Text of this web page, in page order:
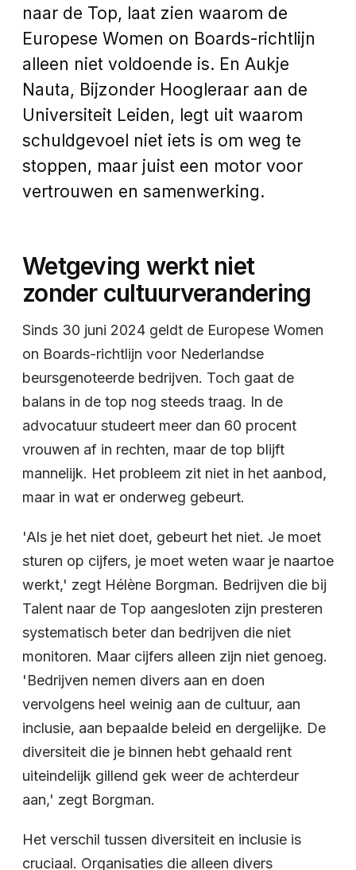
naar de Top, laat zien waarom de
Europese Women on Boards-richtlijn
alleen niet voldoende is. En Aukje
Nauta, Bijzonder Hoogleraar aan de
Universiteit Leiden, legt uit waarom
schuldgevoel niet iets is om weg te
stoppen, maar juist een motor voor
vertrouwen en samenwerking.
Wetgeving werkt niet
zonder cultuurverandering
Sinds 30 juni 2024 geldt de Europese Women
on Boards-richtlijn voor Nederlandse
beursgenoteerde bedrijven. Toch gaat de
balans in de top nog steeds traag. In de
advocatuur studeert meer dan 60 procent
vrouwen af in rechten, maar de top blijft
mannelijk. Het probleem zit niet in het aanbod,
maar in wat er onderweg gebeurt.
'Als je het niet doet, gebeurt het niet. Je moet
sturen op cijfers, je moet weten waar je naartoe
werkt,' zegt Hélène Borgman. Bedrijven die bij
Talent naar de Top aangesloten zijn presteren
systematisch beter dan bedrijven die niet
monitoren. Maar cijfers alleen zijn niet genoeg.
'Bedrijven nemen divers aan en doen
vervolgens heel weinig aan de cultuur, aan
inclusie, aan bepaalde beleid en dergelijke. De
diversiteit die je binnen hebt gehaald rent
uiteindelijk gillend gek weer de achterdeur
aan,' zegt Borgman.
Het verschil tussen diversiteit en inclusie is
cruciaal. Organisaties die alleen divers